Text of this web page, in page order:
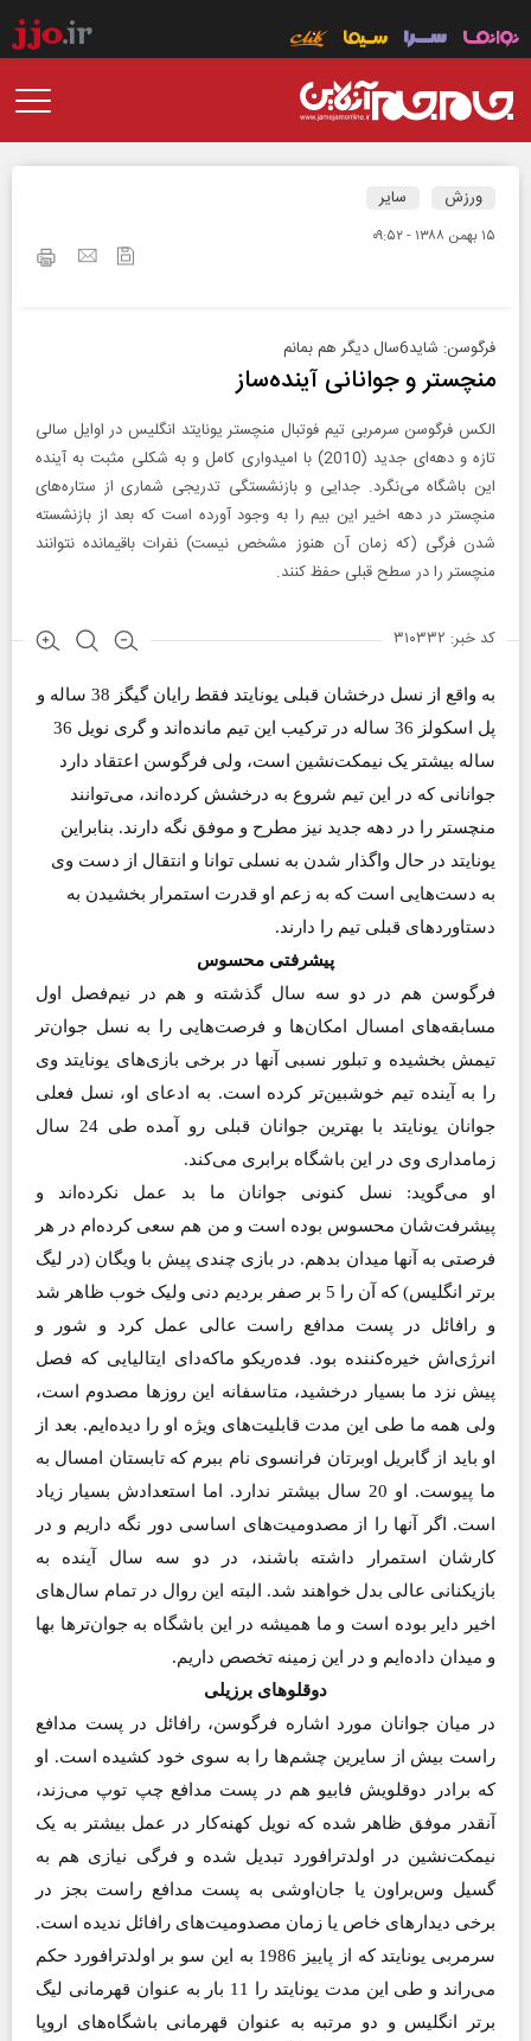
ورزش سایر
۱۵ بهمن ۱۳۸۸ - ۰۹:۵۲
فرگوسن: شاید6سال دیگر هم بمانم
منچستر و جوانانی آینده‌ساز
الکس فرگوسن سرمربی تیم فوتبال منچستر یونایتد انگلیس در اوایل سالی
تازه و دهه‌ای جدید (2010) با امیدواری کامل و به شکلی مثبت به آینده
این باشگاه می‌نگرد. جدایی و بازنشستگی تدریجی شماری از ستاره‌های
منچستر در دهه اخیر این بیم را به وجود آورده است که بعد از بازنشسته
شدن فرگی (که زمان آن هنوز مشخص نیست) نفرات باقیمانده نتوانند
منچستر را در سطح قبلی حفظ کنند.
کد خبر: ۳۱۰۳۳۲
به واقع از نسل درخشان قبلی یونایتد فقط رایان گیگز 38 ساله و
پل اسکولز 36 ساله در ترکیب این تیم مانده‌اند و گری نویل 36
ساله بیشتر یک نیمکت‌نشین است، ولی فرگوسن اعتقاد دارد
جوانانی که در این تیم شروع به درخشش کرده‌اند، می‌توانند
منچستر را در دهه جدید نیز مطرح و موفق نگه دارند. بنابراین
یونایتد در حال واگذار شدن به نسلی توانا و انتقال از دست وی
به دست‌هایی است که به زعم او قدرت استمرار بخشیدن به
دستاوردهای قبلی تیم را دارند.
پیشرفتی محسوس
فرگوسن هم در دو سه سال گذشته و هم در نیم‌فصل اول
مسابقه‌های امسال امکان‌ها و فرصت‌هایی را به نسل جوان‌تر
تیمش بخشیده و تبلور نسبی آنها در برخی بازی‌های یونایتد وی
را به آینده تیم خوشبین‌تر کرده است. به ادعای او، نسل فعلی
جوانان یونایتد با بهترین جوانان قبلی رو آمده طی 24 سال
زمامداری وی در این باشگاه برابری می‌کند.
او می‌گوید: نسل کنونی جوانان ما بد عمل نکرده‌اند و
پیشرفت‌شان محسوس بوده است و من هم سعی کرده‌ام در هر
فرصتی به آنها میدان بدهم. در بازی چندی پیش با ویگان (در لیگ
برتر انگلیس) که آن را 5 بر صفر بردیم دنی ولیک خوب ظاهر شد
و رافائل در پست مدافع راست عالی عمل کرد و شور و
انرژی‌اش خیره‌کننده بود. فده‌ریکو ماکه‌دای ایتالیایی که فصل
پیش نزد ما بسیار درخشید، متاسفانه این روزها مصدوم است،
ولی همه ما طی این مدت قابلیت‌های ویژه او را دیده‌ایم. بعد از
او باید از گابریل اوبرتان فرانسوی نام ببرم که تابستان امسال به
ما پیوست. او 20 سال بیشتر ندارد. اما استعدادش بسیار زیاد
است. اگر آنها را از مصدومیت‌های اساسی دور نگه داریم و در
کارشان استمرار داشته باشند، در دو سه سال آینده به
بازیکنانی عالی بدل خواهند شد. البته این روال در تمام سال‌های
اخیر دایر بوده است و ما همیشه در این باشگاه به جوان‌تر‌ها بها
و میدان داده‌ایم و در این زمینه تخصص داریم.
دوقلوهای برزیلی
در میان جوانان مورد اشاره فرگوسن، رافائل در پست مدافع
راست بیش از سایرین چشم‌ها را به سوی خود کشیده است. او
که برادر دوقلویش فابیو هم در پست مدافع چپ توپ می‌زند،
آنقدر موفق ظاهر شده که نویل کهنه‌کار در عمل بیشتر به یک
نیمکت‌نشین در اولدترافورد تبدیل شده و فرگی نیازی هم به
گسیل وس‌براون یا جان‌اوشی به پست مدافع راست بجز در
برخی دیدارهای خاص یا زمان مصدومیت‌های رافائل ندیده است.
سرمربی یونایتد که از پاییز 1986 به این سو بر اولدترافورد حکم
می‌راند و طی این مدت یونایتد را 11 بار به عنوان قهرمانی لیگ
برتر انگلیس و دو مرتبه به عنوان قهرمانی باشگاه‌های اروپا